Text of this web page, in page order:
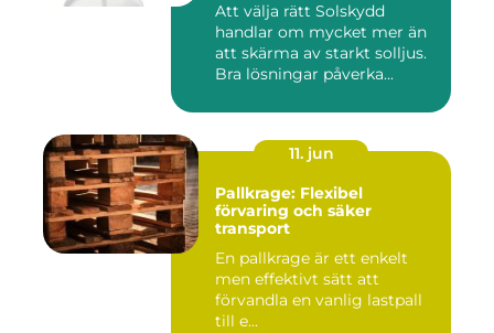
Att välja rätt Solskydd
handlar om mycket mer än
att skärma av starkt solljus.
Bra lösningar påverka...
11. jun
Pallkrage: Flexibel
förvaring och säker
transport
En pallkrage är ett enkelt
men effektivt sätt att
förvandla en vanlig lastpall
till e...